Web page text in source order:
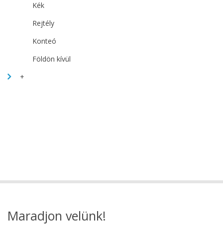
Kék
Rejtély
Konteó
Földön kívül
+
Maradjon velünk!